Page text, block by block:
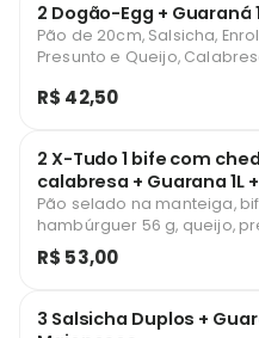
2 Dogão-Egg + Guaraná
Pão de 20cm, Salsicha,
Presunto e Queijo,
Milho, Batata, ketchup +
R$ 42,50
2 X-Tudo 1 bife com
calabresa + Guarana 1L
Pão selado na manteiga,
hambúrguer 56 g, queijo,
bacon, cheddar, calabresa,
milho, batata palha, ketchup
R$ 53,00
3 Salsicha Duplos +